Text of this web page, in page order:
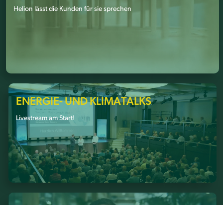
Helion lässt die Kunden für sie sprechen
ENERGIE- UND KLIMATALKS
Livestream am Start!